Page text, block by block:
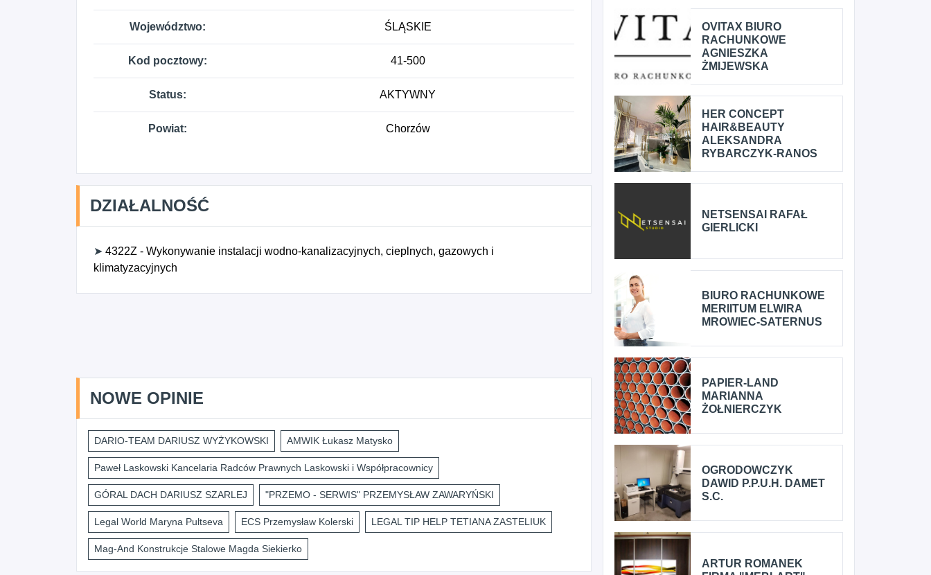
Województwo: ŚLĄSKIE
Kod pocztowy: 41-500
Status: AKTYWNY
Powiat: Chorzów
DZIAŁALNOŚĆ
➤ 4322Z - Wykonywanie instalacji wodno-kanalizacyjnych, cieplnych, gazowych i
klimatyzacyjnych
NOWE OPINIE
DARIO-TEAM DARIUSZ WYŻYKOWSKI AMWIK Łukasz Matysko
Paweł Laskowski Kancelaria Radców Prawnych Laskowski i Współpracownicy
GÓRAL DACH DARIUSZ SZARLEJ "PRZEMO - SERWIS" PRZEMYSŁAW ZAWARYŃSKI
Legal World Maryna Pultseva ECS Przemysław Kolerski LEGAL TIP HELP TETIANA ZASTELIUK
Mag-And Konstrukcje Stalowe Magda Siekierko
OVITAX BIURO
RACHUNKOWE
AGNIESZKA
ŻMIJEWSKA
HER CONCEPT
HAIR&BEAUTY
ALEKSANDRA
RYBARCZYK-RANOS
NETSENSAI RAFAŁ
GIERLICKI
BIURO RACHUNKOWE
MERIITUM ELWIRA
MROWIEC-SATERNUS
PAPIER-LAND
MARIANNA
ŻOŁNIERCZYK
OGRODOWCZYK
DAWID P.P.U.H. DAMET
S.C.
ARTUR ROMANEK